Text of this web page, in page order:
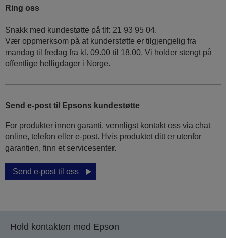
Ring oss
Snakk med kundestøtte på tlf: 21 93 95 04.
Vær oppmerksom på at kunderstøtte er tilgjengelig fra
mandag til fredag fra kl. 09.00 til 18.00. Vi holder stengt på
offentlige helligdager i Norge.
Send e-post til Epsons kundestøtte
For produkter innen garanti, vennligst kontakt oss via chat
online, telefon eller e-post. Hvis produktet ditt er utenfor
garantien, finn et servicesenter.
Send e-post til oss
Hold kontakten med Epson